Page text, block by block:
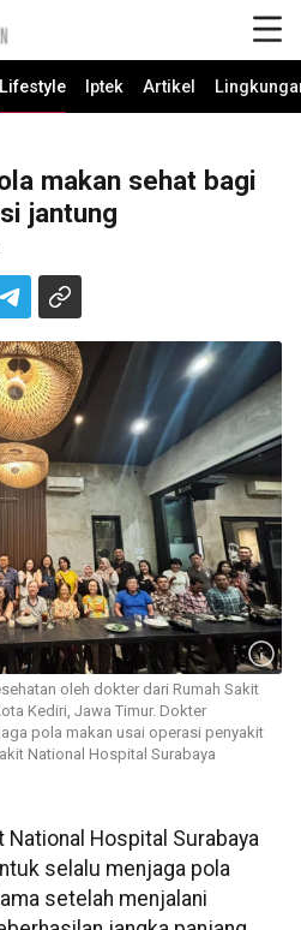
Lifestyle Iptek Artikel
makan sehat bagi
jantung
oleh dokter dari Rumah Sakit
Kediri, Jawa Timur. Dokter
pola makan usai operasi penyakit
National Hospital Surabaya
National Hospital Surabaya
selalu menjaga pola
setelah menjalani